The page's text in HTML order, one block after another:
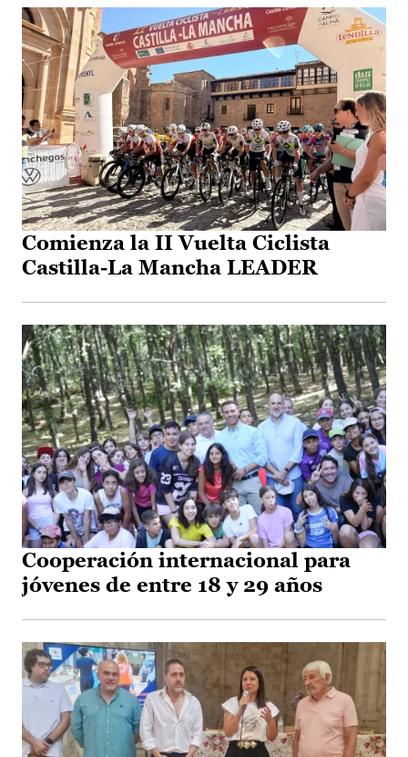
Comienza la II Vuelta Ciclista
Castilla-La Mancha LEADER
Cooperación internacional para
jóvenes de entre 18 y 29 años